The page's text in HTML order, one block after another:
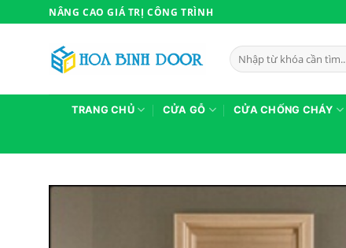
qua
NÂNG CAO GIÁ TRỊ CÔNG TRÌNH
Tìm
kiếm:
TRANG CHỦ CỬA GỖ CỬA CHỐNG CHÁY